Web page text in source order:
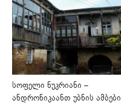
სოფელი ნუკრიანი –
ანდრონიკაანთ უბნის ამბები